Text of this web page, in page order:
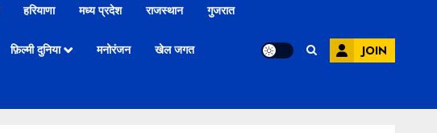
हरियाणा मध्य प्रदेश राजस्थान गुजरात
फ़िल्मी दुनिया मनोरंजन खेल जगत JOIN